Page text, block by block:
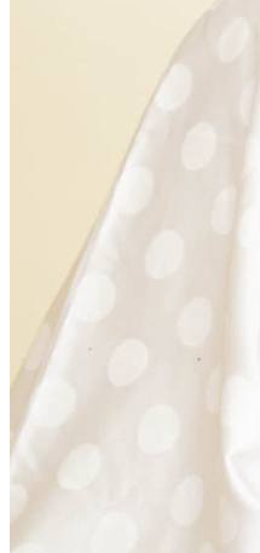
Citoyenneté
28 November 2025
Projet Parcours
élus locaux